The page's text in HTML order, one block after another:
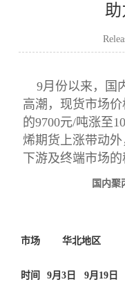
9月份以来，国
高潮，现货市场
的9700元/吨涨至
烯期货上涨带动
下游及终端市场的
国内聚
市场 华北地区
时间 9月3日 9月19日